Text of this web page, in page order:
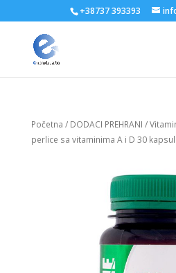
+38737 393393
Početna / DODACI PREHRANI /
perlice sa vitaminima A i D 30